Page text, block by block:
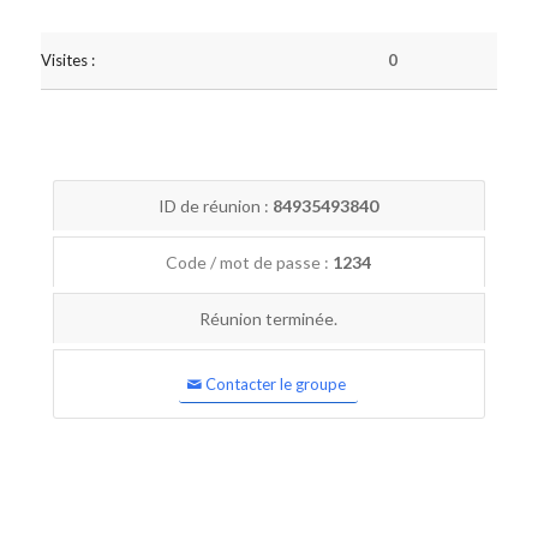
Visites : 0
ID de réunion : 84935493840
Code / mot de passe : 1234
Réunion terminée.
Contacter le groupe